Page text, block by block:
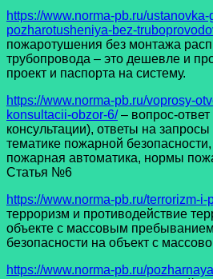
https://www.norma-pb.ru/
pozharotusheniya-bez-
пожаротушения без монтажа
трубопровода – это дешевле и
проект и паспорта на систему.
https://www.norma-pb.ru/voprosy-
konsultacii-obzor-6/– вопрос-
консультации), ответы на
тематике пожарной
пожарная автоматика, нормы
Статья №6
https://www.norma-pb.ru/terrorizm-
терроризм и противодействие
объекте с массовым
безопасности на объект с
https://www.norma-pb.ru/